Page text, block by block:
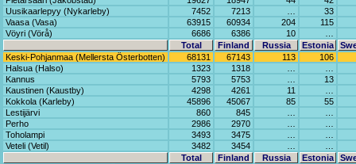
Uusikaarlepyy (Nykarleby)
7452 7213
33
Vaasa (Vasa)
63915 60934 204
115
Vöyri (Vörå)
6686 6386 10
Total
Finland Russia Estonia
Keski-Pohjanmaa (Mellersta Österbotten)
68131 67143 113
106
Halsua (Halso)
1323 1318
Kannus
5793 5753
13
Kaustinen (Kaustby)
4298 4261 11
Kokkola (Karleby)
45896 45067 85
55
Lestijärvi
860 845
Perho
2986 2970
Toholampi
3493 3475
Veteli (Vetil)
3482 3454
Total
Finland Russia Estonia